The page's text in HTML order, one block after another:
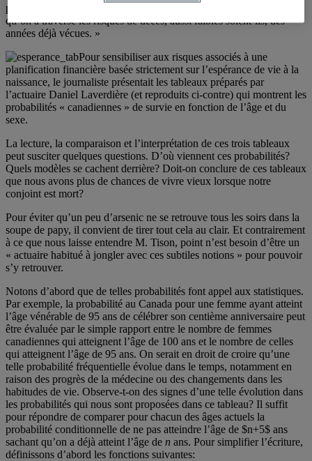
plus nos chances d’atteindre un âge canonique augmentent, parce
qu’on a traversé les risques de décès, aussi faibles soient-ils, des
années déjà vécues. »
Pour sensibiliser aux risques associés à une
planification financière basée strictement sur l’espérance de vie à la
naissance, le journaliste présentait les tableaux préparés par
l’actuaire Daniel Laverdière (et reproduits ci-contre) qui montrent les
probabilités « canadiennes » de survie en fonction de l’âge et du
sexe.
La lecture, la comparaison et l’interprétation de ces trois tableaux
peut susciter quelques questions. D’où viennent ces probabilités?
Quels modèles se cachent derrière? Doit-on conclure de ces tableaux
que nous avons plus de chances de vivre vieux lorsque notre
conjoint est mort?
Pour éviter qu’un peu d’arsenic ne se retrouve tous les soirs dans la
soupe de papy, il convient de tirer tout cela au clair. Et contrairement
à ce que nous laisse entendre M. Tison, point n’est besoin d’être un
« actuaire habitué à jongler avec ces subtiles notions » pour pouvoir
s’y retrouver.
Notons d’abord que de telles probabilités font appel aux statistiques.
Par exemple, la probabilité au Canada pour une femme ayant atteint
l’âge vénérable de 95 ans de célébrer son centième anniversaire peut
être évaluée par le simple rapport entre le nombre de femmes
canadiennes qui atteignent l’âge de 100 ans et le nombre de celles
qui atteignent l’âge de 95 ans. On serait en droit de croire qu’une
telle probabilité fréquentielle évolue dans le temps, notamment en
raison des progrès de la médecine ou des changements dans les
habitudes de vie. Observe-t-on des signes d’une telle évolution dans
les probabilités qui nous sont proposées dans ce tableau? Il suffit
pour répondre de comparer pour chacun des âges actuels la
probabilité conditionnelle de ne pas atteindre l’âge de $n+5$ ans
sachant qu’on a déjà atteint l’âge de n ans. Pour simplifier l’écriture,
définissons d’abord les fonctions suivantes: